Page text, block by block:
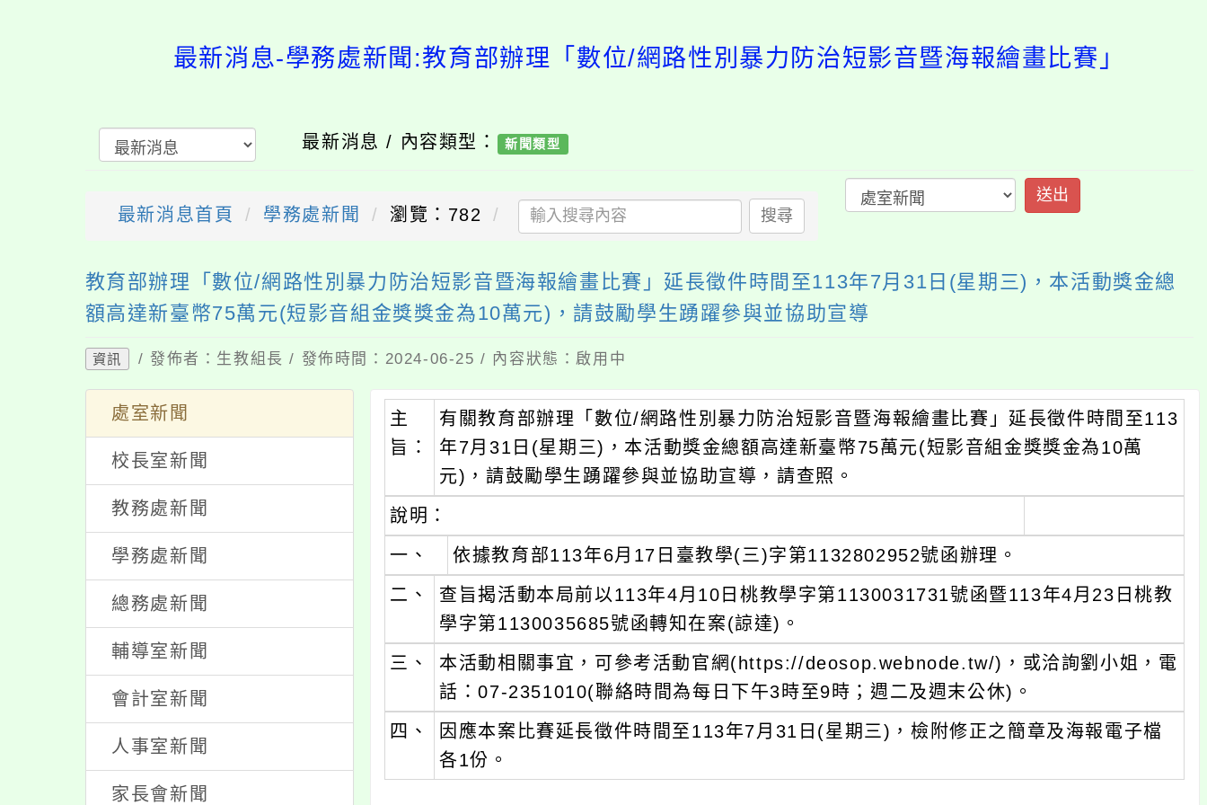
最新消息-學務處新聞:教育部辦理「數位/網路性別暴力防治短影音暨海報
最新消息 / 內容類型： 新聞類型
最新消息首頁 學務處新聞 瀏覽：782 搜尋
送出
教育部辦理「數位/網路性別暴力防治短影音暨海報繪畫比賽」延長徵件時間至113年7月31日(星期三)，本活動獎金總
額高達新臺幣75萬元(短影音組金獎獎金為10萬元)，請鼓勵學生踴躍參與並協助宣導
資訊 / 發佈者：生教組長 / 發佈時間：2024-06-25 / 內容狀態：啟用中
處室新聞
校長室新聞
教務處新聞
學務處新聞
總務處新聞
輔導室新聞
會計室新聞
人事室新聞
旨：
有關教育部辦理「數位/網路性別暴力防治短影音暨海報繪畫比賽」延長徵件時間至113
年7月31日(星期三)，本活動獎金總額高達新臺幣75萬元(短影音組金獎獎金為10萬
說明：
一、
依據教育部113年6月17日臺教學(三)字第1132802952號函辦理。
二、 查旨揭活動本局前以113年4月10日桃教學字第1130031731號函暨113年4月23日桃教
學字第1130035685號函轉知在案(諒達)。
三、 本活動相關事宜，可參考活動官網(https://deosop.webnode.tw/)，或洽詢劉小姐，電
話：07-2351010(聯絡時間為每日下午3時至9時；週二及週末公休)。
四、 因應本案比賽延長徵件時間至113年7月31日(星期三)，檢附修正之簡章及海報電子檔